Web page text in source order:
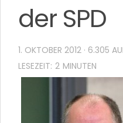
der SPD
1. OKTOBER 2012 · 6.305